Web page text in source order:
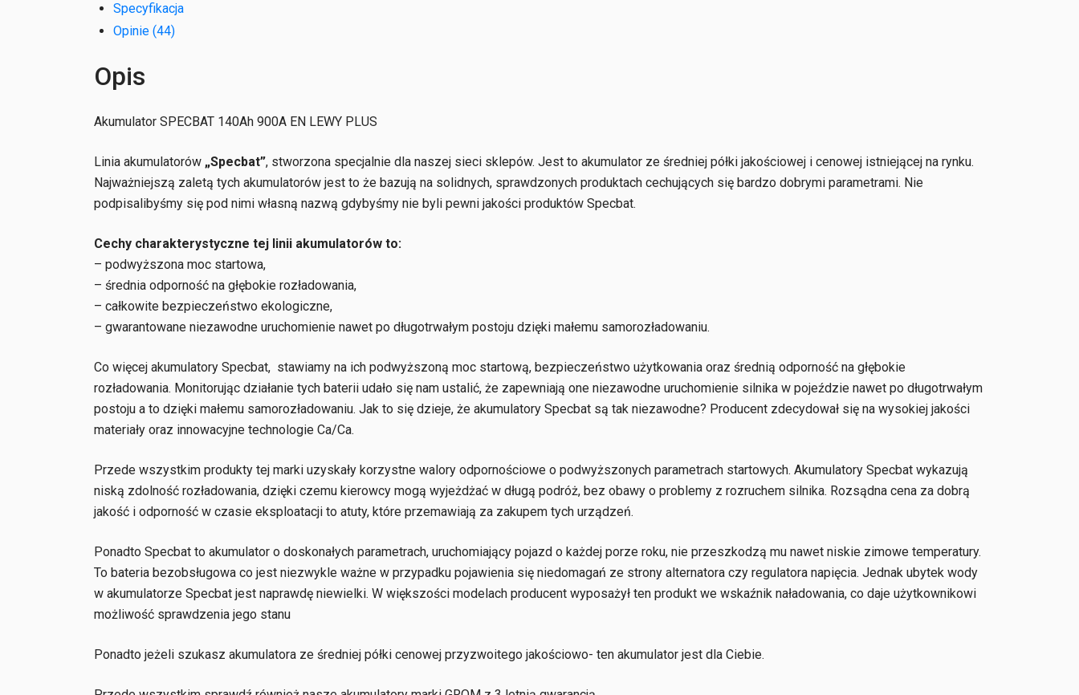
Specyfikacja
Opinie (44)
Opis
Akumulator SPECBAT 140Ah 900A EN LEWY PLUS
Linia akumulatorów „Specbat”, stworzona specjalnie dla naszej sieci sklepów. Jest to akumulator ze średniej półki jakościowej i cenowej istniejącej na rynku.
Najważniejszą zaletą tych akumulatorów jest to że bazują na solidnych, sprawdzonych produktach cechujących się bardzo dobrymi parametrami. Nie
podpisalibyśmy się pod nimi własną nazwą gdybyśmy nie byli pewni jakości produktów Specbat.
Cechy charakterystyczne tej linii akumulatorów to:
– podwyższona moc startowa,
– średnia odporność na głębokie rozładowania,
– całkowite bezpieczeństwo ekologiczne,
– gwarantowane niezawodne uruchomienie nawet po długotrwałym postoju dzięki małemu samorozładowaniu.
Co więcej akumulatory Specbat, stawiamy na ich podwyższoną moc startową, bezpieczeństwo użytkowania oraz średnią odporność na głębokie
rozładowania. Monitorując działanie tych baterii udało się nam ustalić, że zapewniają one niezawodne uruchomienie silnika w pojeździe nawet po długotrwałym
postoju a to dzięki małemu samorozładowaniu. Jak to się dzieje, że akumulatory Specbat są tak niezawodne? Producent zdecydował się na wysokiej jakości
materiały oraz innowacyjne technologie Ca/Ca.
Przede wszystkim produkty tej marki uzyskały korzystne walory odpornościowe o podwyższonych parametrach startowych. Akumulatory Specbat wykazują
niską zdolność rozładowania, dzięki czemu kierowcy mogą wyjeżdżać w długą podróż, bez obawy o problemy z rozruchem silnika. Rozsądna cena za dobrą
jakość i odporność w czasie eksploatacji to atuty, które przemawiają za zakupem tych urządzeń.
Ponadto Specbat to akumulator o doskonałych parametrach, uruchomiający pojazd o każdej porze roku, nie przeszkodzą mu nawet niskie zimowe temperatury.
To bateria bezobsługowa co jest niezwykle ważne w przypadku pojawienia się niedomagań ze strony alternatora czy regulatora napięcia. Jednak ubytek wody
w akumulatorze Specbat jest naprawdę niewielki. W większości modelach producent wyposażył ten produkt we wskaźnik naładowania, co daje użytkownikowi
możliwość sprawdzenia jego stanu
Ponadto jeżeli szukasz akumulatora ze średniej półki cenowej przyzwoitego jakościowo- ten akumulator jest dla Ciebie.